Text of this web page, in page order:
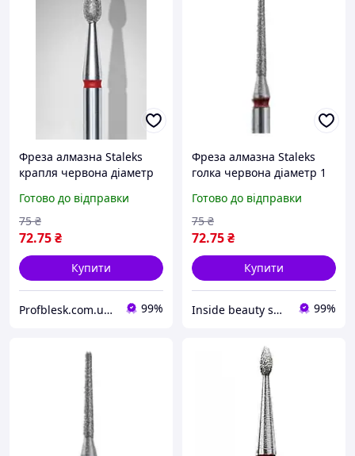
Фреза алмазна Staleks
крапля червона діаметр
Готово до відправки
72.75₴
75 ₴
Купити
Profblesk.com.ua Інтернет-магазин професійної косметики. "Безкоштовна доставка від 1199 грн" 99%
Фреза алмазна Staleks
голка червона діаметр 1
prof
Готово до відправки
72.75₴
75 ₴
Купити
Inside beauty shop 99%